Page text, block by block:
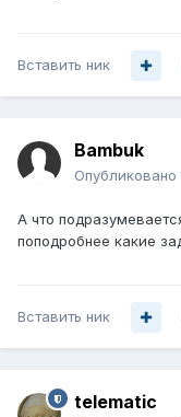
Вставить ник
Bambuk
Опубликовано
А что
поподробнее какие
Вставить ник
telematic